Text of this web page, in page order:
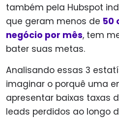
também pela Hubspot
que geram menos de 50
negócio por mês, tem
bater suas metas.
Analisando essas 3
imaginar o porquê uma
apresentar baixas taxas
leads perdidos ao longo